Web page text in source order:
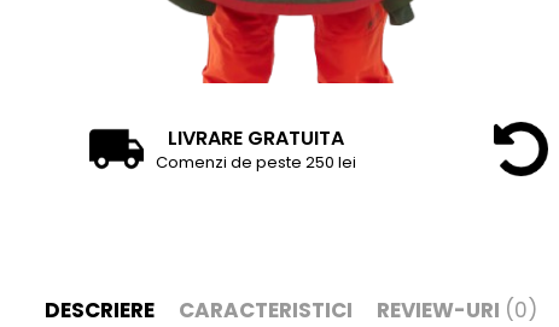
LIVRARE GRATUITA
Comenzi de peste 250 lei
DESCRIERE CARACTERISTICI REVIEW-URI (0)